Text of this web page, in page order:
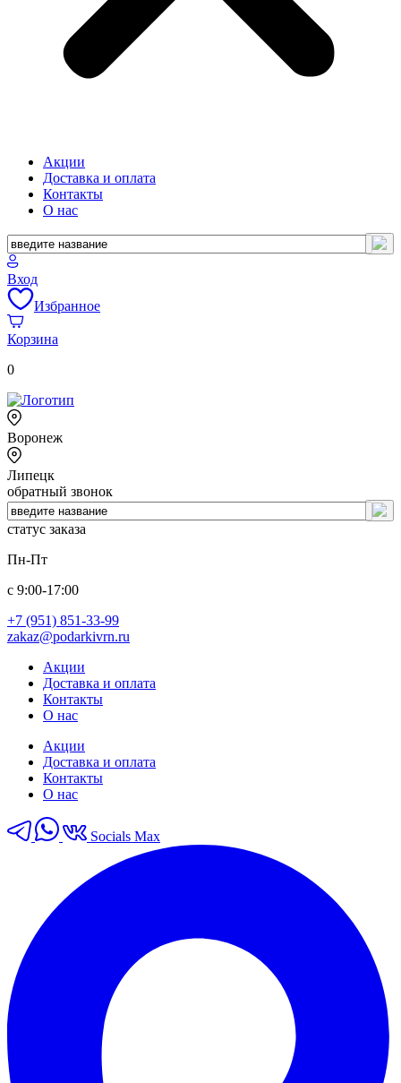
Акции
Доставка и оплата
Контакты
О нас
Вход
Избранное
Корзина
0
Воронеж
Липецк
обратный звонок
статус заказа
Пн-Пт
с 9:00-17:00
+7 (951) 851-33-99
zakaz@podarkivrn.ru
Акции
Доставка и оплата
Контакты
О нас
Акции
Доставка и оплата
Контакты
О нас
Socials Max